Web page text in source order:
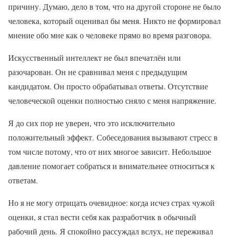
причину. Думаю, дело в том, что на другой стороне не было
человека, который оценивал бы меня. Никто не формировал
мнение обо мне как о человеке прямо во время разговора.
Искусственный интеллект не был впечатлён или
разочарован. Он не сравнивал меня с предыдущим
кандидатом. Он просто обрабатывал ответы. Отсутствие
человеческой оценки полностью сняло с меня напряжение.
Я до сих пор не уверен, что это исключительно
положительный эффект. Собеседования вызывают стресс в
том числе потому, что от них многое зависит. Небольшое
давление помогает собраться и внимательнее относиться к
ответам.
Но я не могу отрицать очевидное: когда исчез страх чужой
оценки, я стал вести себя как разработчик в обычный
рабочий день. Я спокойно рассуждал вслух, не переживал